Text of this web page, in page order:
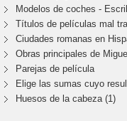
Modelos de coches -
Títulos de películas mal
Ciudades romanas en
Obras principales de
Parejas de película
Elige las sumas cuyo
Huesos de la cabeza (1)